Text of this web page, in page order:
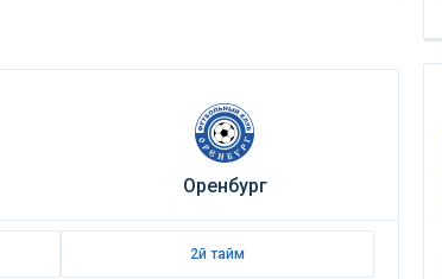
Оренбург
2й тайм